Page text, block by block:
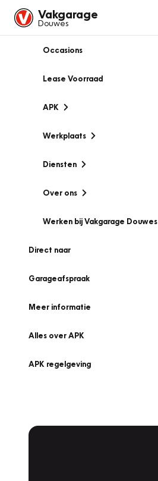
Vakgarage
Douwes
Occasions
Lease Voorraad
APK
Werkplaats
Diensten
Over ons
Werken bij Vakgarage Douwes
Direct naar
Garageafspraak
Meer informatie
Alles over APK
APK regelgeving